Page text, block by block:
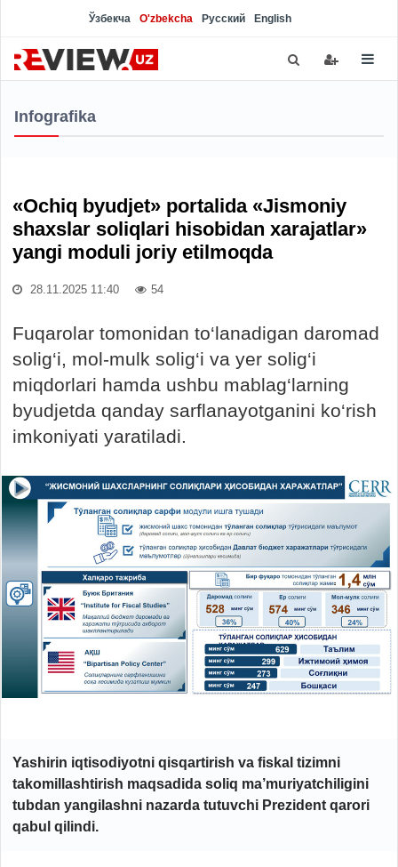
Ўзбекча O'zbekcha Русский English
Infografika
«Ochiq byudjet» portalida «Jismoniy
shaxslar soliqlari hisobidan xarajatlar»
yangi moduli joriy etilmoqda
28.11.2025 11:40 54
Fuqarolar tomonidan to‘lanadigan daromad
solig‘i, mol-mulk solig‘i va yer solig‘i
miqdorlari hamda ushbu mablag‘larning
byudjetda qanday sarflanayotganini ko‘rish
imkoniyati yaratiladi.
Yashirin iqtisodiyotni qisqartirish va fiskal tizimni
takomillashtirish maqsadida soliq ma’muriyatchiligini
tubdan yangilashni nazarda tutuvchi Prezident qarori
qabul qilindi.